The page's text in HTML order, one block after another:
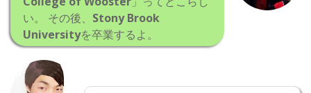
い。 その後、 Stony Brook
Universityを卒業するよ。